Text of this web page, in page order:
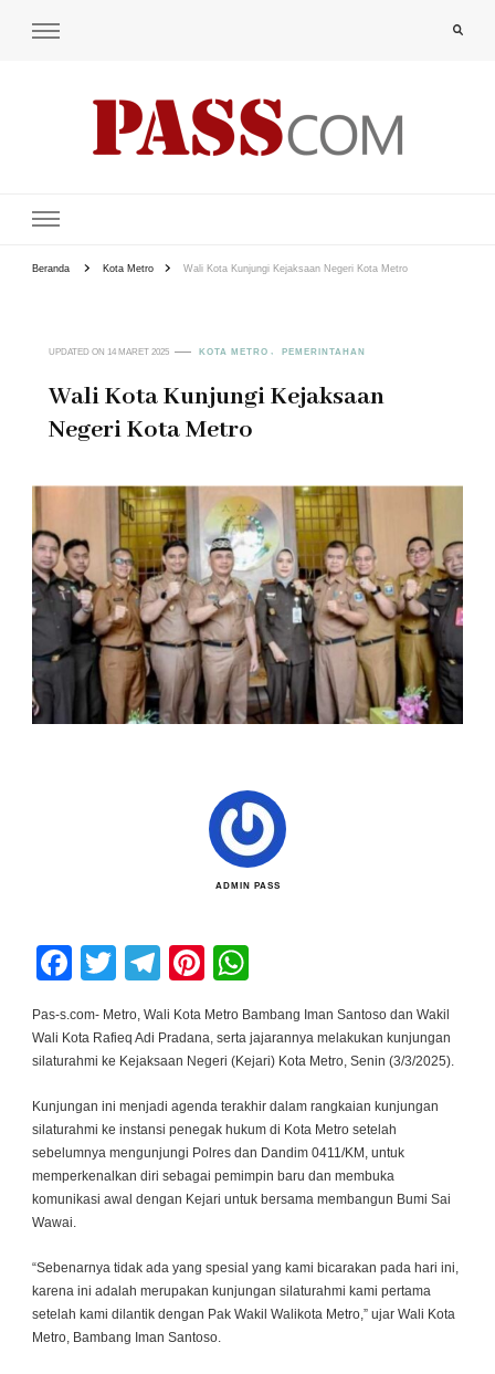
Beranda Kota Metro Wali Kota Kunjungi Kejaksaan Negeri Kota Metro
UPDATED ON 14 MARET 2025 KOTA METRO PEMERINTAHAN
Wali Kota Kunjungi Kejaksaan
Negeri Kota Metro
ADMIN PASS
Facebook
TwitterTelegram
Pinterest
Pas-s.com- Metro, Wali Kota Metro Bambang Iman Santoso dan Wakil
Wali Kota Rafieq Adi Pradana, serta jajarannya melakukan kunjungan
silaturahmi ke Kejaksaan Negeri (Kejari) Kota Metro, Senin (3/3/2025).
Kunjungan ini menjadi agenda terakhir dalam rangkaian kunjungan
silaturahmi ke instansi penegak hukum di Kota Metro setelah
sebelumnya mengunjungi Polres dan Dandim 0411/KM, untuk
memperkenalkan diri sebagai pemimpin baru dan membuka
komunikasi awal dengan Kejari untuk bersama membangun Bumi Sai
Wawai.
“Sebenarnya tidak ada yang spesial yang kami bicarakan pada hari ini,
karena ini adalah merupakan kunjungan silaturahmi kami pertama
setelah kami dilantik dengan Pak Wakil Walikota Metro,” ujar Wali Kota
Metro, Bambang Iman Santoso.